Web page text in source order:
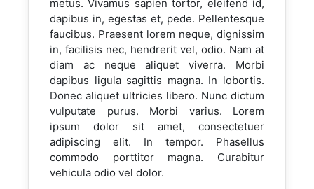
metus. Vivamus sapien tortor, eleifend id,
dapibus in, egestas et, pede. Pellentesque
faucibus. Praesent lorem neque, dignissim
in, facilisis nec, hendrerit vel, odio. Nam at
diam ac neque aliquet viverra. Morbi
dapibus ligula sagittis magna. In lobortis.
Donec aliquet ultricies libero. Nunc dictum
vulputate purus. Morbi varius. Lorem
ipsum dolor sit amet, consectetuer
adipiscing elit. In tempor. Phasellus
commodo porttitor magna. Curabitur
vehicula odio vel dolor.